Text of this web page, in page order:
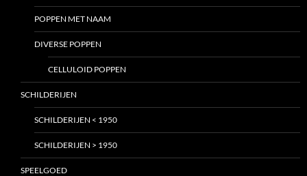
POPPEN MET NAAM
DIVERSE POPPEN
CELLULOID POPPEN
SCHILDERIJEN
SCHILDERIJEN < 1950
SCHILDERIJEN > 1950
SPEELGOED